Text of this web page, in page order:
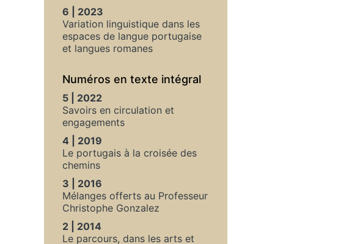
6 | 2023
Variation linguistique dans les
espaces de langue portugaise
et langues romanes
Numéros en texte intégral
5 | 2022
Savoirs en circulation et
engagements
4 | 2019
Le portugais à la croisée des
chemins
3 | 2016
Mélanges offerts au Professeur
Christophe Gonzalez
2 | 2014
Le parcours, dans les arts et